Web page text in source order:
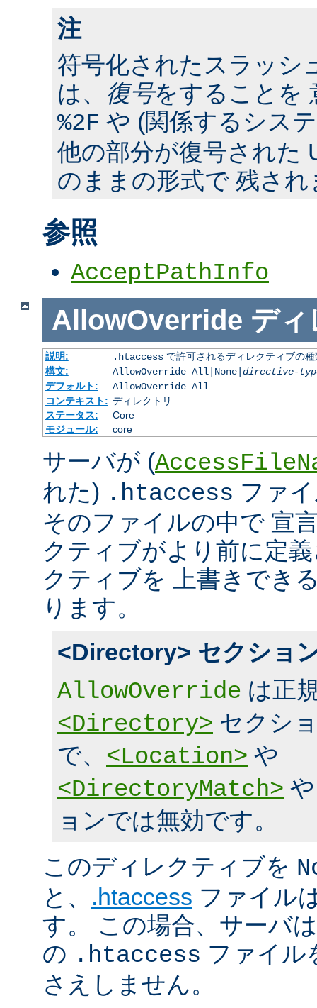
注
符号化されたスラッシ
は、 復号をすることを
%2F や (関係するシス
他の部分が復号された
のままの形式で 残され
参照
AcceptPathInfo
AllowOverride ディ
説明: .htaccessで許可されるディレクティブの種
構文:
AllowOverride All|None| directive-
デフォルト:
AllowOverride All
コンテキスト: ディレクトリ
ステータス:
Core
モジュール:
core
サーバが (
れた) .htaccess ファ
そのファイルの中で 宣
クティブがより前に定
クティブを 上書きでき
ります。
<Directory> セクショ
AllowOverride は正
<Directory> セクシ
で、 <Location> や
<DirectoryMatch>
ョンでは無効です。
このディレクティブを
と、 .htaccess ファイル
す。 この場合、サーバ
の .htaccess ファイル
さえしません。